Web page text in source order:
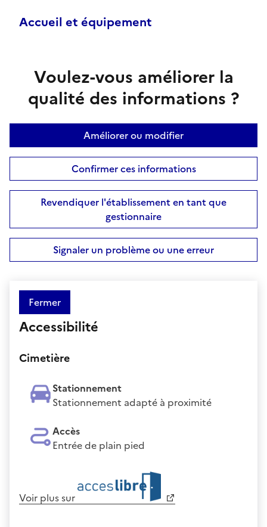
Accueil et équipement
Voulez-vous améliorer la
qualité des informations ?
Améliorer ou modifier
Confirmer ces informations
Revendiquer l'établissement en tant que
gestionnaire
Signaler un problème ou une erreur
Fermer
Accessibilité
Cimetière
Stationnement
Stationnement adapté à proximité
Accès
Entrée de plain pied
Voir plus sur